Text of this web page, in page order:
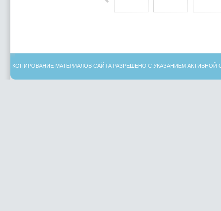
КОПИРОВАНИЕ МАТЕРИАЛОВ САЙТА РАЗРЕШЕНО С УКАЗАНИЕМ АКТИВНОЙ